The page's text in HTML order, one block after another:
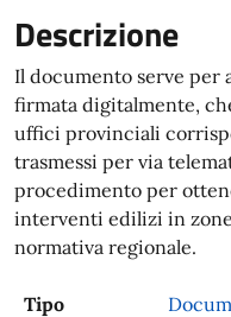
Descrizione
Il documento serve per
firmata digitalmente,
uffici provinciali
trasmessi per via
procedimento per
interventi edilizi in
normativa regionale.
Tipo